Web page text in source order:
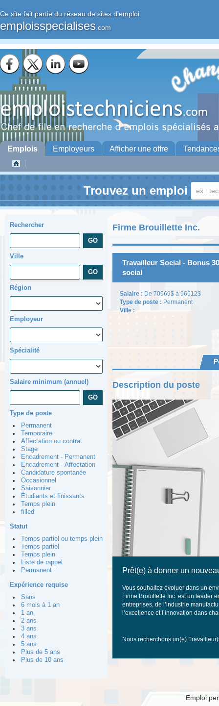
Ce site fait partie du réseau de sites d'emploi
emploisspecialises .com
Emplois Employeurs Afficher une offre
Trouvez un emploi
Rechercher
Ville
Région
Employeur
Spécialité
Salaire minimum (annuel)
Type de poste
Permanent
Temporaire
Affectation ou contrat
Stage
Encadrement - Permanent
Encadrement - Affectation
Candidature spontanée
Occasionnel
Saisonnier
Étudiants et finissants
Temps plein
filled
Statut
Temps partiel ou temps plein
Temps partiel
Temps plein
Liste de rappel
Permanent
Expérience requise
Sans
6 mois à 1 an
1 an
2 ans
3 ans
4 ans
5 ans
Plus de 5 ans
Plus de 10 ans
Firme Brouillette Inc.
Travailleur Social - Bonus
social
Salaire : De 70969$ à 96512$
Type de poste : Permanent
Ville :
Description du poste
Prêt(e) à donner un
Vous souhaitez évoluer dans un
Firme Brouillette Inc. est un leader
entreprises, de l’industrie
l’excellence et l’innovation dans
Nous recherchons un(e)
Emploi